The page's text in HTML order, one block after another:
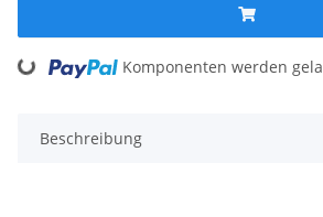
Loading... Komponenten werden
Beschreibung